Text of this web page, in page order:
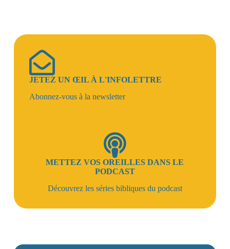
JETEZ UN ŒIL À L'INFOLETTRE
Abonnez-vous à la newsletter
METTEZ VOS OREILLES DANS LE
PODCAST
Découvrez les séries bibliques du podcast